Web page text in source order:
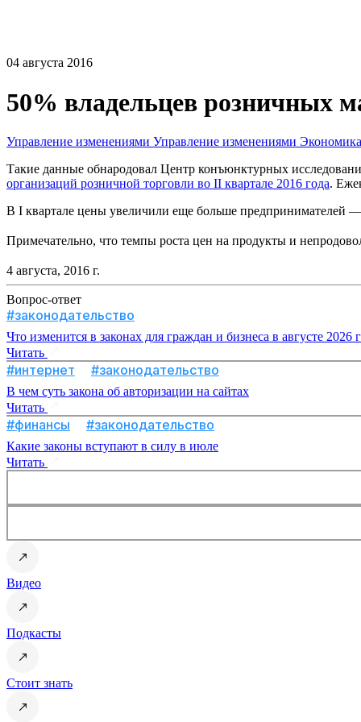
04 августа 2016
50% владельцев розничных
Управление изменениями Управление изменениями Экономика
Такие данные обнародовал Центр конъюнктурных
организаций розничной торговли во II квартале 2016 года.
В I квартале цены увеличили еще больше предпринимателей
Примечательно, что темпы роста цен на продукты и
4 августа, 2016 г.
Вопрос-ответ
#законодательство
Что изменится в законах для граждан и бизнеса в августе 2026
Читать
#интернет #законодательство
В чем суть закона об авторизации на сайтах
Читать
#финансы #законодательство
Какие законы вступают в силу в июле
Читать
Видео
Подкасты
Стоит знать